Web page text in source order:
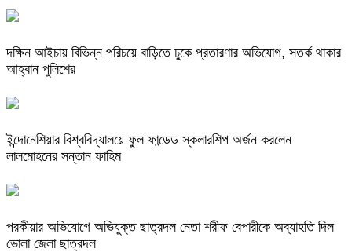
দক্ষিন আইচায় ‎বিভিন্ন পরিচয়ে বাড়িতে ঢুকে প্রতারণার অভিযোগ, সতর্ক থাকার
আহ্বান পুলিশের
ইন্দোনেশিয়ার বিশ্ববিদ্যালয়ে ফুল ফান্ডেড স্কলারশিপ অর্জন করলেন
লালমোহনের সন্তান ফাহিম
পরকীয়ার অভিযোগে অভিযুক্ত ছাত্রদল নেতা শরীফ বেপারীকে অব্যাহতি দিল
ভোলা জেলা ছাত্রদল